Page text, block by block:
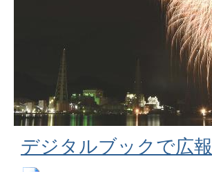
デジタルブックで広